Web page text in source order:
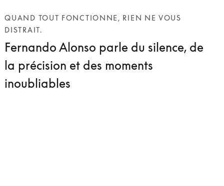
QUAND TOUT FONCTIONNE, RIEN NE VOUS
DISTRAIT.
Fernando Alonso parle du silence, de
la précision et des moments
inoubliables